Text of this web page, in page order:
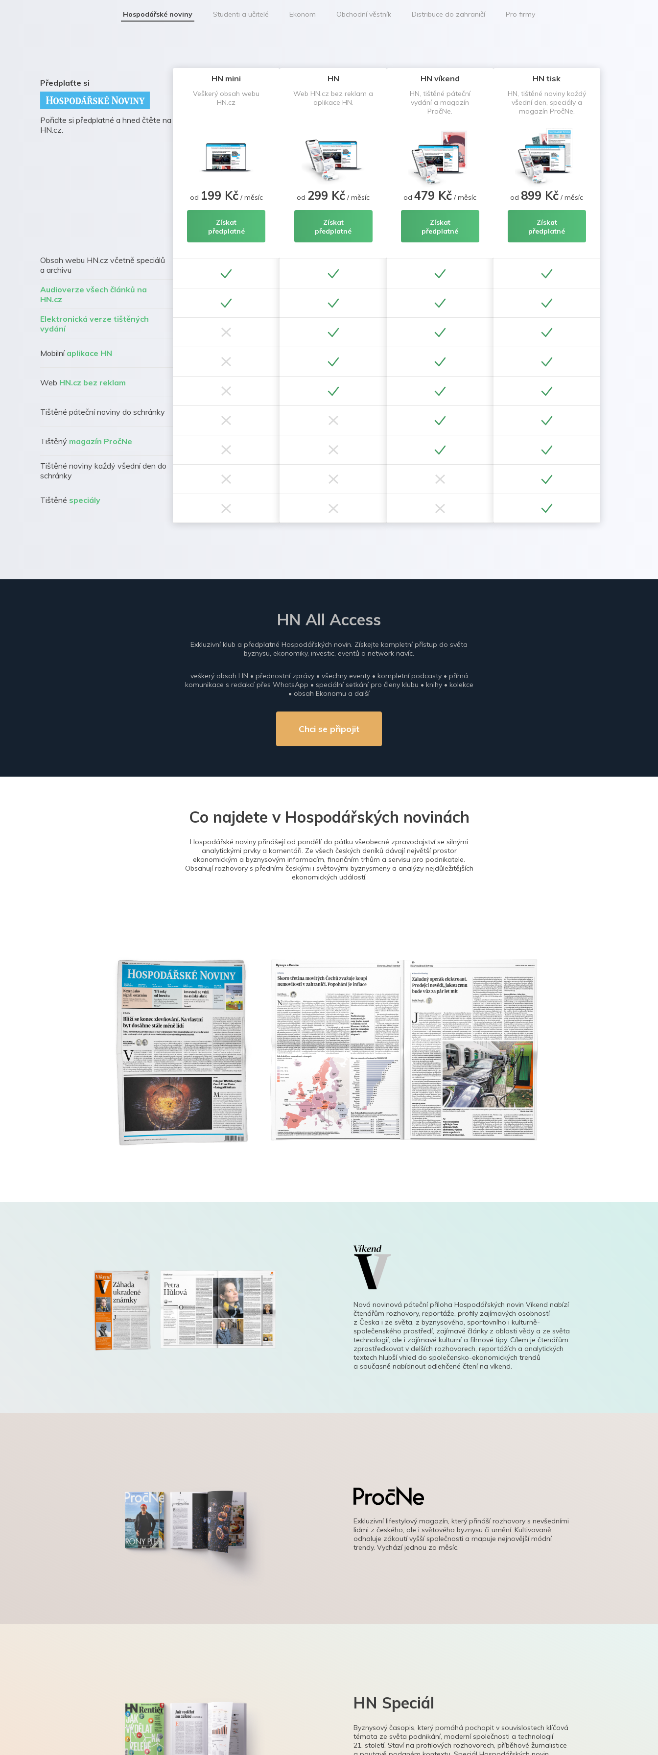
Hospodářské noviny Studenti a učitelé Ekonom Obchodní věstník Distribuce do zahraničí Pro firmy
Předplaťte si
Pořiďte si předplatné a hned čtěte na
HN.cz.
Obsah webu HN.cz včetně speciálů
a archivu
Audioverze všech článků na
HN.cz
Elektronická verze tištěných
vydání
Mobilní aplikace HN
Web HN.cz bez reklam
Tištěné páteční noviny do schránky
Tištěný magazín PročNe
Tištěné noviny každý všední den do
schránky
Tištěné speciály
HN mini
Veškerý obsah webu
HN.cz
od 199 Kč/ měsíc
Získat
předplatné
HN
Web HN.cz bez reklam a
aplikace HN.
od 299 Kč / měsíc
Získat
předplatné
HN víkend
HN, tištěné páteční
vydání a magazín
PročNe.
od479 Kč / měsíc
Získat
předplatné
HN tisk
HN, tištěné noviny každý
všední den, speciály a
magazín PročNe.
od 899 Kč / měsíc
Získat
předplatné
HN All Access
Exkluzivní klub a předplatné Hospodářských novin. Získejte kompletní přístup do světa
byznysu, ekonomiky, investic, eventů a network navíc.
veškerý obsah HN • přednostní zprávy • všechny eventy • kompletní podcasty • přímá
komunikace s redakcí přes WhatsApp • speciální setkání pro členy klubu • knihy • kolekce
• obsah Ekonomu a další
Chci se připojit
Co najdete v Hospodářských novinách
Hospodářské noviny přinášejí od pondělí do pátku všeobecné zpravodajství se silnými
analytickými prvky a komentáři. Ze všech českých deníků dávají největší prostor
ekonomickým a byznysovým informacím, finančním trhům a servisu pro podnikatele.
Obsahují rozhovory s předními českými i světovými byznysmeny a analýzy nejdůležitějších
ekonomických událostí.
Nová novinová páteční příloha Hospodářských novin Víkend nabízí
čtenářům rozhovory, reportáže, profily zajímavých osobností
z Česka i ze světa, z byznysového, sportovního i kulturně-
společenského prostředí, zajímavé články z oblasti vědy a ze světa
technologií, ale i zajímavé kulturní a filmové tipy. Cílem je čtenářům
zprostředkovat v delších rozhovorech, reportážích a analytických
textech hlubší vhled do společensko-ekonomických trendů
a současně nabídnout odlehčené čtení na víkend.
Exkluzivní lifestylový magazín, který přináší rozhovory s nevšedními
lidmi z českého, ale i světového byznysu či umění. Kultivovaně
odhaluje zákoutí vyšší společnosti a mapuje nejnovější módní
trendy. Vychází jednou za měsíc.
HN Speciál
Byznysový časopis, který pomáhá pochopit v souvislostech klíčová
témata ze světa podnikání, moderní společnosti a technologií
21. století. Staví na profilových rozhovorech, příběhové žurnalistice